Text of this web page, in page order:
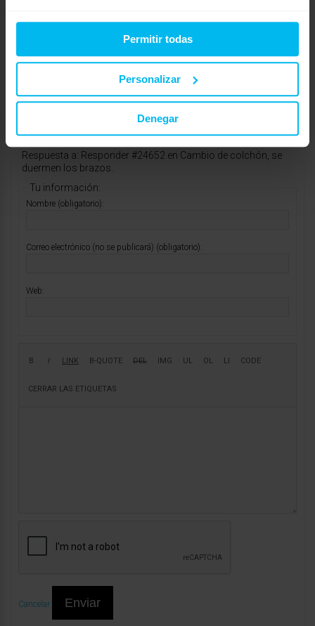
Permitir todas
Personalizar
Denegar
http://www.maxcolchon.com
Respuesta a: Responder #24652 en Cambio de colchón, se
duermen los brazos.
Tu información:
Nombre (obligatorio):
Correo electrónico (no se publicará) (obligatorio):
Web:
Cancelar Enviar